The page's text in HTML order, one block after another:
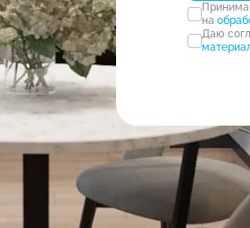
на
Даю